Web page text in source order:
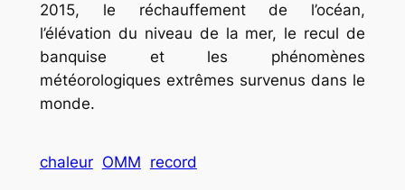
2015, le réchauffement de l’océan,
l’élévation du niveau de la mer, le recul de
banquise et les phénomènes
météorologiques extrêmes survenus dans le
monde.
chaleur OMM record